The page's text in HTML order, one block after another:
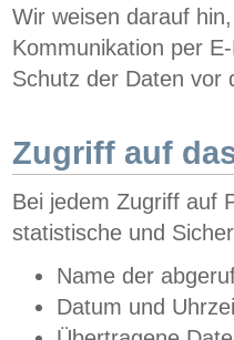
Wir weisen darauf
Kommunikation per
Schutz der Daten vor
Zugriff auf
Bei jedem Zugriff auf
statistische und
Name der
Datum und